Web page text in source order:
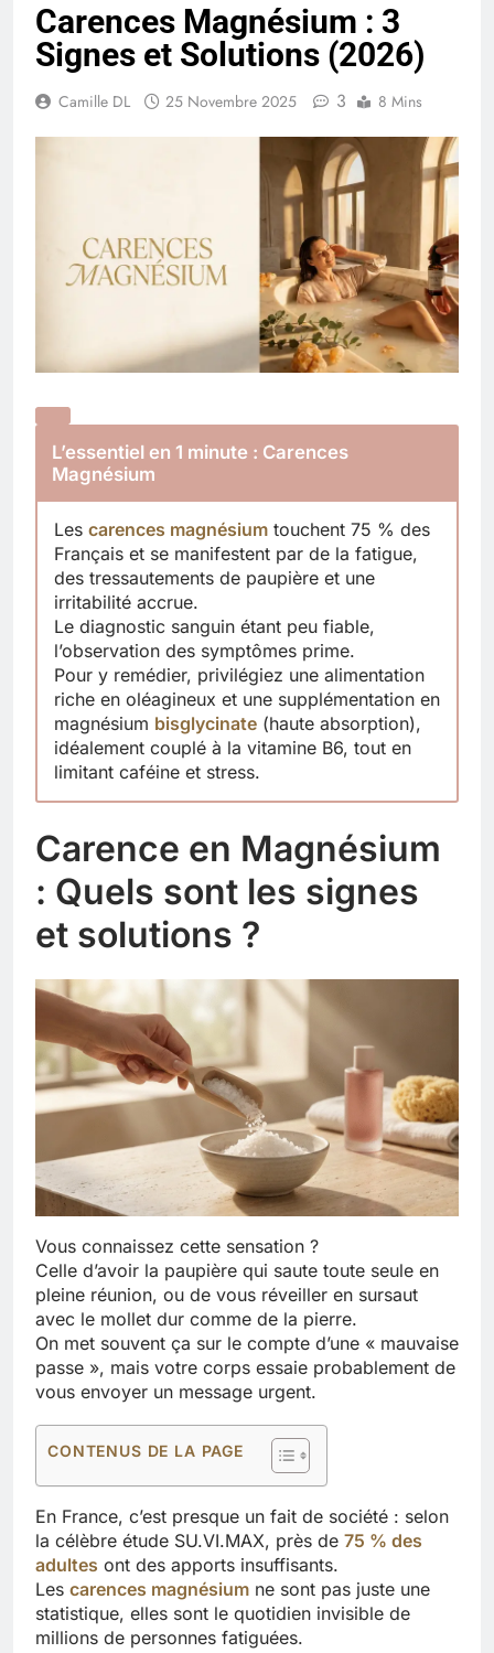
Carences Magnésium : 3
Signes et Solutions (2026)
Camille DL 25 Novembre 2025 3 8 Mins
L’essentiel en 1 minute : Carences
Magnésium
Les carences magnésium touchent 75 % des
Français et se manifestent par de la fatigue,
des tressautements de paupière et une
irritabilité accrue.
Le diagnostic sanguin étant peu fiable,
l’observation des symptômes prime.
Pour y remédier, privilégiez une alimentation
riche en oléagineux et une supplémentation en
magnésium bisglycinate (haute absorption),
idéalement couplé à la vitamine B6, tout en
limitant caféine et stress.
Carence en Magnésium
: Quels sont les signes
et solutions ?
Vous connaissez cette sensation ?
Celle d’avoir la paupière qui saute toute seule en
pleine réunion, ou de vous réveiller en sursaut
avec le mollet dur comme de la pierre.
On met souvent ça sur le compte d’une « mauvaise
passe », mais votre corps essaie probablement de
vous envoyer un message urgent.
CONTENUS DE LA PAGE
En France, c’est presque un fait de société : selon
la célèbre étude SU.VI.MAX, près de 75 % des
adultes ont des apports insuffisants.
Les carences magnésium ne sont pas juste une
statistique, elles sont le quotidien invisible de
millions de personnes fatiguées.